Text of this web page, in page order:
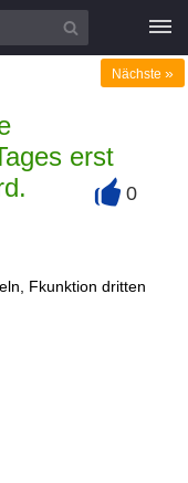
erst
Nächste »
0
Fkunktion dritten